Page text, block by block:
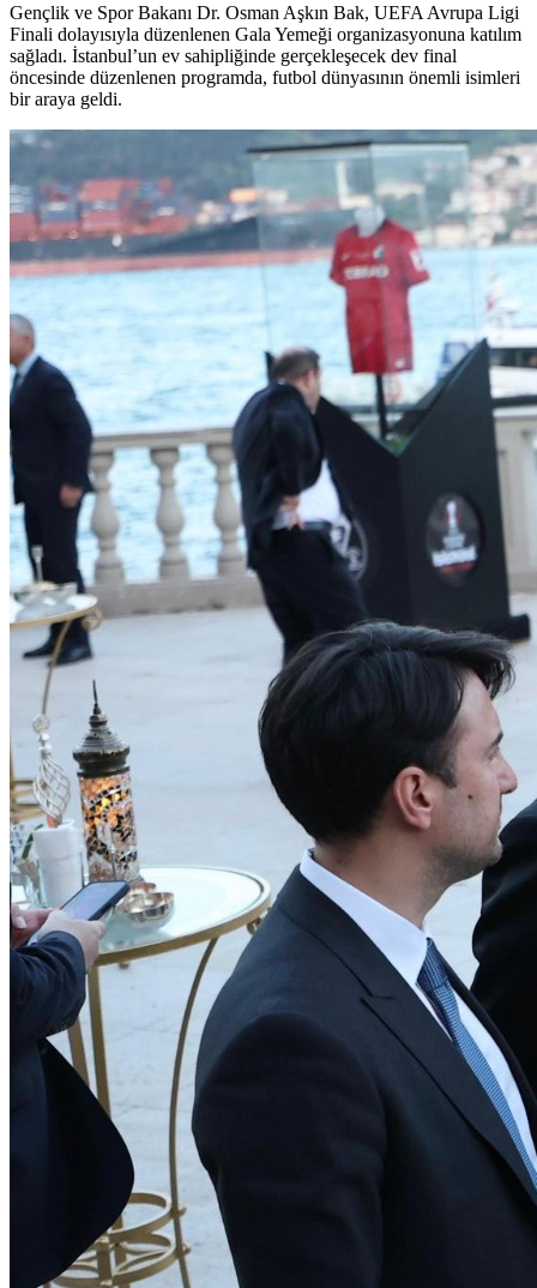
Gençlik ve Spor Bakanı Dr. Osman Aşkın Bak, UEFA Avrupa Ligi
Finali dolayısıyla düzenlenen Gala Yemeği organizasyonuna katılım
sağladı. İstanbul’un ev sahipliğinde gerçekleşecek dev final
öncesinde düzenlenen programda, futbol dünyasının önemli isimleri
bir araya geldi.